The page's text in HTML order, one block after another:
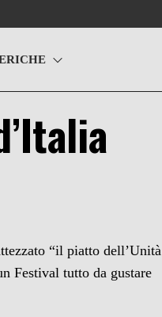
“il piatto dell’Unità
Festival tutto da gustare